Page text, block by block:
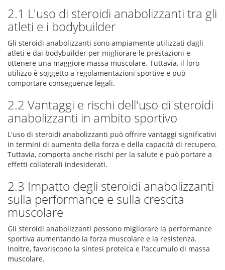
2.1 L'uso di steroidi anabolizzanti tra gli
atleti e i bodybuilder
Gli steroidi anabolizzanti sono ampiamente utilizzati dagli
atleti e dai bodybuilder per migliorare le prestazioni e
ottenere una maggiore massa muscolare. Tuttavia, il loro
utilizzo è soggetto a regolamentazioni sportive e può
comportare conseguenze legali.
2.2 Vantaggi e rischi dell'uso di steroidi
anabolizzanti in ambito sportivo
L'uso di steroidi anabolizzanti può offrire vantaggi significativi
in termini di aumento della forza e della capacità di recupero.
Tuttavia, comporta anche rischi per la salute e può portare a
effetti collaterali indesiderati.
2.3 Impatto degli steroidi anabolizzanti
sulla performance e sulla crescita
muscolare
Gli steroidi anabolizzanti possono migliorare la performance
sportiva aumentando la forza muscolare e la resistenza.
Inoltre, favoriscono la sintesi proteica e l'accumulo di massa
muscolare.